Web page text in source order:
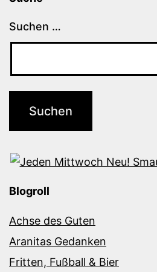
Suchen …
Blogroll
Achse des Guten
Aranitas Gedanken
Fritten, Fußball & Bier